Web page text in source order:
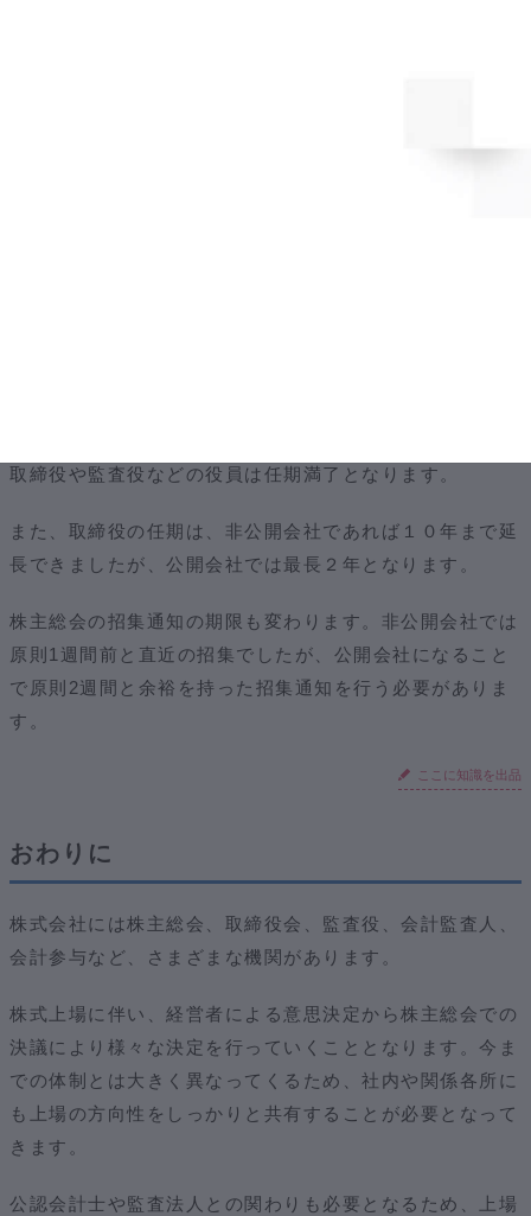
取締役や監査役などの役員は任期満了となります。
また、取締役の任期は、非公開会社であれば１０年まで延
長できましたが、公開会社では最長２年となります。
株主総会の招集通知の期限も変わります。非公開会社では
原則1週間前と直近の招集でしたが、公開会社になること
で原則2週間と余裕を持った招集通知を行う必要がありま
す。
ここに知識を出品
おわりに
株式会社には株主総会、取締役会、監査役、会計監査人、
会計参与など、さまざまな機関があります。
株式上場に伴い、経営者による意思決定から株主総会での
決議により様々な決定を行っていくこととなります。今ま
での体制とは大きく異なってくるため、社内や関係各所に
も上場の方向性をしっかりと共有することが必要となって
きます。
公認会計士や監査法人との関わりも必要となるため、上場